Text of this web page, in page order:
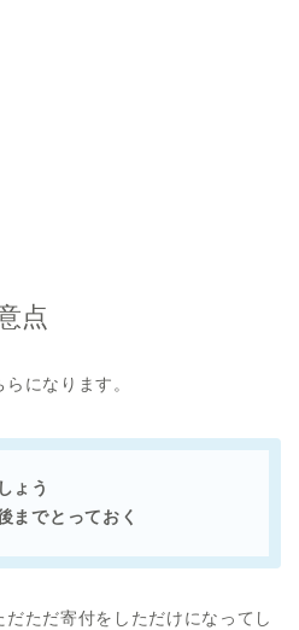
点
になります。
ょう
までとっておく
ただ寄付をしただけになってし